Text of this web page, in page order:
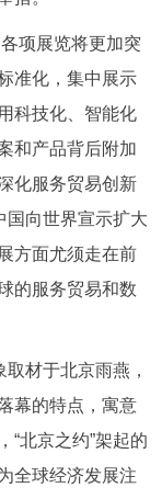
回到顶部
项展览将更加突
准化，集中展示
科技化、智能化
和产品背后附加
化服务贸易创新
国向世界宣示扩大
方面尤须走在前
的服务贸易和数
材于北京雨燕，
幕的特点，寓意
“北京之约”架起的
全球经济发展注